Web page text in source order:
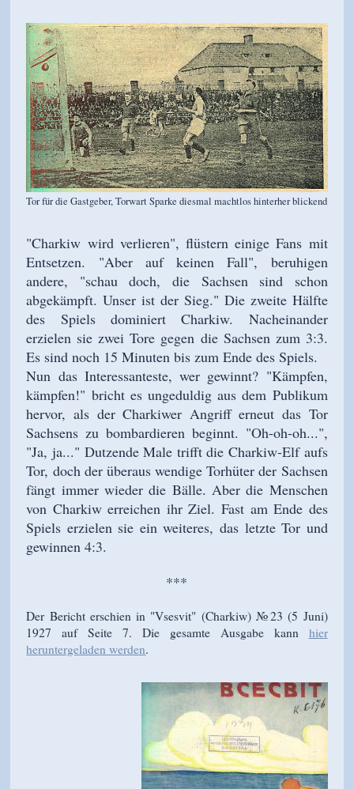
Tor für die Gastgeber, Torwart Sparke diesmal machtlos hinterher blickend
"Charkiw wird verlieren", flüstern einige Fans mit
Entsetzen. "Aber auf keinen Fall", beruhigen
andere, "schau doch, die Sachsen sind schon
abgekämpft. Unser ist der Sieg." Die zweite Hälfte
des Spiels dominiert Charkiw. Nacheinander
erzielen sie zwei Tore gegen die Sachsen zum 3:3.
Es sind noch 15 Minuten bis zum Ende des Spiels.
Nun das Interessanteste, wer gewinnt? "Kämpfen,
kämpfen!" bricht es ungeduldig aus dem Publikum
hervor, als der Charkiwer Angriff erneut das Tor
Sachsens zu bombardieren beginnt. "Oh-oh-oh...",
"Ja, ja..." Dutzende Male trifft die Charkiw-Elf aufs
Tor, doch der überaus wendige Torhüter der Sachsen
fängt immer wieder die Bälle. Aber die Menschen
von Charkiw erreichen ihr Ziel. Fast am Ende des
Spiels erzielen sie ein weiteres, das letzte Tor und
gewinnen 4:3.
***
Der Bericht erschien in "Vsesvit" (Charkiw) №23 (5 Juni)
1927 auf Seite 7. Die gesamte Ausgabe kann hier
heruntergeladen werden.